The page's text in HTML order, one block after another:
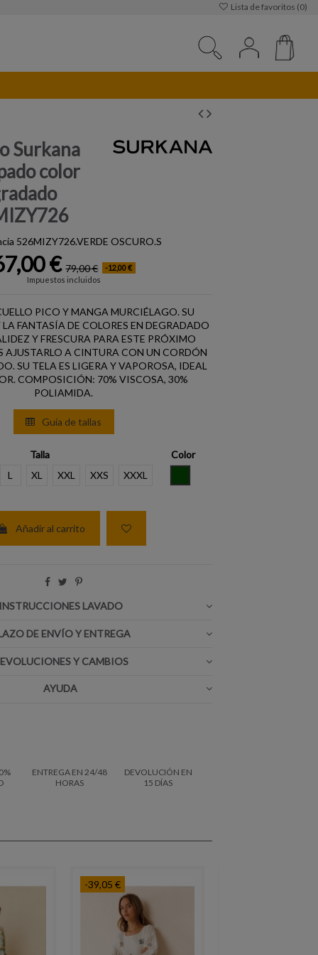
Lista de favoritos (0)
Surkana
color
526MIZY726.VERDE OSCURO.S
€ 79,00 € -12,00 €
Impuestos incluidos
PICO Y MANGA MURCIÉLAGO. SU
FANTASÍA DE COLORES EN DEGRADADO
Y FRESCURA PARA ESTE PRÓXIMO
AJUSTARLO A CINTURA CON UN CORDÓN
SU TELA ES LIGERA Y VAPOROSA, IDEAL
COMPOSICIÓN: 70% VISCOSA, 30%
POLIAMIDA.
Guía de tallas
Talla
L XL XXL XXS XXXL
Color
Añadir al carrito
INSTRUCCIONES LAVADO
DE ENVÍO Y ENTREGA
Y CAMBIOS
AYUDA
ENTREGA EN 24/48
HORAS
DEVOLUCIÓN EN
15 DÍAS
-39,05 €